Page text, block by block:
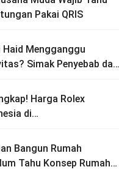
Pakai QRIS
Haid Mengganggu
Simak Penyebab dan
Harga Rolex
di
Lengkap
Bangun Rumah
Tahu Konsep Rumah